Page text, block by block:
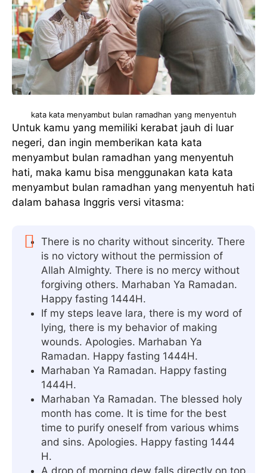
kata kata menyambut bulan ramadhan yang menyentuh
Untuk kamu yang memiliki kerabat jauh di luar
negeri, dan ingin memberikan kata kata
menyambut bulan ramadhan yang menyentuh
hati, maka kamu bisa menggunakan kata kata
menyambut bulan ramadhan yang menyentuh hati
dalam bahasa Inggris versi vitasma:
There is no charity without sincerity. There
is no victory without the permission of
Allah Almighty. There is no mercy without
forgiving others. Marhaban Ya Ramadan.
Happy fasting 1444H.
If my steps leave lara, there is my word of
lying, there is my behavior of making
wounds. Apologies. Marhaban Ya
Ramadan. Happy fasting 1444H.
Marhaban Ya Ramadan. Happy fasting
1444H.
Marhaban Ya Ramadan. The blessed holy
month has come. It is time for the best
time to purify oneself from various whims
and sins. Apologies. Happy fasting 1444
H.
A drop of morning dew falls directly on top